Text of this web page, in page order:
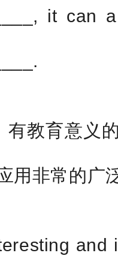
it can
有教育意义
用非常的广
and